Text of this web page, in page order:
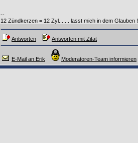
--
12 Zündkerzen = 12 Zyl....... lasst mich in dem Glauben !
Antworten Antworten mit Zitat
E-Mail an Erik Moderatoren-Team informieren